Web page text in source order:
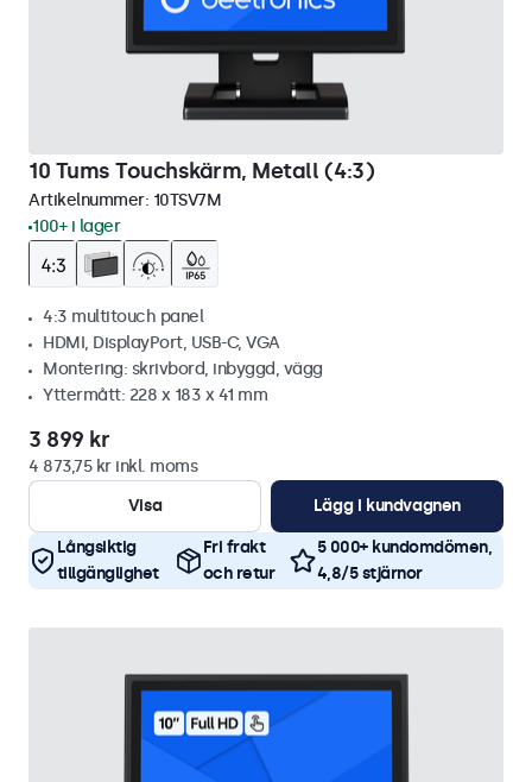
10 Tums Touchskärm, Metall (4:3)
Artikelnummer: 10TSV7M
100+ i lager
4:3 multitouch panel
HDMI, DisplayPort, USB-C, VGA
Montering: skrivbord, inbyggd, vägg
Yttermått: 228 x 183 x 41 mm
3 899 kr
4 873,75 kr inkl. moms
Visa
Lägg i kundvagnen
Långsiktig
tillgänglighet
Fri frakt
och retur
5 000+ kundomdömen,
4,8/5 stjärnor